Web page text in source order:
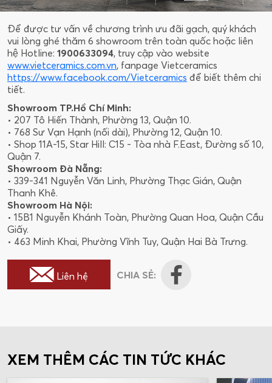
Để được tư vấn về chương trình ưu đãi gạch, quý khách
vui lòng ghé thăm 6 showroom trên toàn quốc hoặc liên
hệ Hotline: 1900633094, truy cập vào website
www.vietceramics.com.vn, fanpage Vietceramics
https://www.facebook.com/Vietceramics để biết thêm chi
tiết.
Showroom TP.Hồ Chí Minh:
• 207 Tô Hiến Thành, Phường 13, Quận 10.
• 768 Sư Vạn Hạnh (nối dài), Phường 12, Quận 10.
• Shop 11A-15, Star Hill: C15 - Tòa nhà F.East, Đường số 10,
Quận 7.
Showroom Đà Nẵng:
• 339-341 Nguyễn Văn Linh, Phường Thạc Gián, Quận
Thanh Khê.
Showroom Hà Nội:
• 15B1 Nguyễn Khánh Toàn, Phường Quan Hoa, Quận Cầu
Giấy.
• 463 Minh Khai, Phường Vĩnh Tuy, Quận Hai Bà Trưng.
Liên hệ CHIA SẺ:
XEM THÊM CÁC TIN TỨC KHÁC